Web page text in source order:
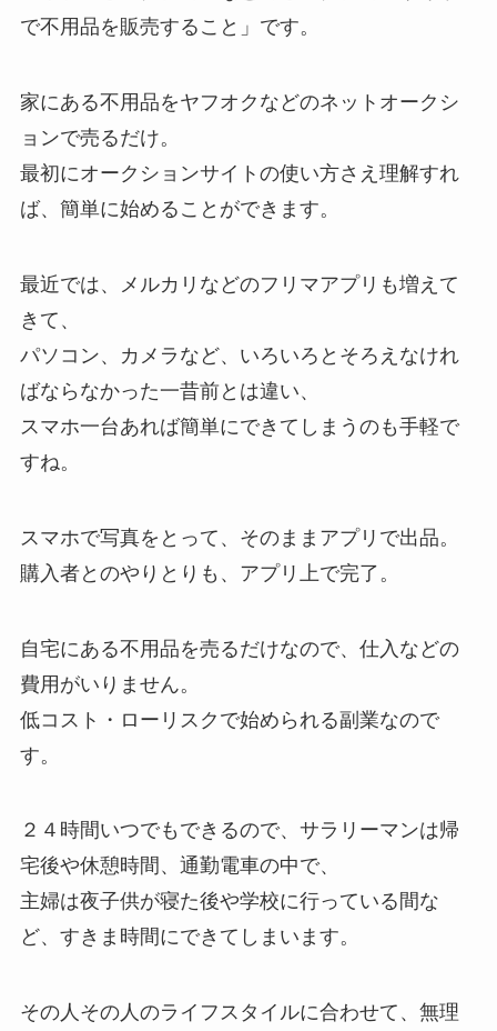
で不用品を販売すること」です。
家にある不用品をヤフオクなどのネットオークシ
ョンで売るだけ。
最初にオークションサイトの使い方さえ理解すれ
ば、簡単に始めることができます。
最近では、メルカリなどのフリマアプリも増えて
きて、
パソコン、カメラなど、いろいろとそろえなけれ
ばならなかった一昔前とは違い、
スマホ一台あれば簡単にできてしまうのも手軽で
すね。
スマホで写真をとって、そのままアプリで出品。
購入者とのやりとりも、アプリ上で完了。
自宅にある不用品を売るだけなので、仕入などの
費用がいりません。
低コスト・ローリスクで始められる副業なので
す。
２４時間いつでもできるので、サラリーマンは帰
宅後や休憩時間、通勤電車の中で、
主婦は夜子供が寝た後や学校に行っている間な
ど、すきま時間にできてしまいます。
その人その人のライフスタイルに合わせて、無理